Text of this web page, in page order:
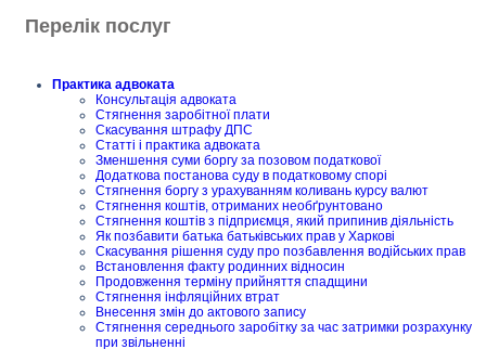
Перелік послуг
Практика адвоката
Консультація адвоката
Стягнення заробітної плати
Скасування штрафу ДПС
Статті і практика адвоката
Зменшення суми боргу за позовом податкової
Додаткова постанова суду в податковому спорі
Стягнення боргу з урахуванням коливань курсу валют
Стягнення коштів, отриманих необґрунтовано
Стягнення коштів з підприємця, який припинив діяльність
Як позбавити батька батьківських прав у Харкові
Скасування рішення суду про позбавлення водійських прав
Встановлення факту родинних відносин
Продовження терміну прийняття спадщини
Стягнення інфляційних втрат
Внесення змін до актового запису
Стягнення середнього заробітку за час затримки розрахунку
при звільненні